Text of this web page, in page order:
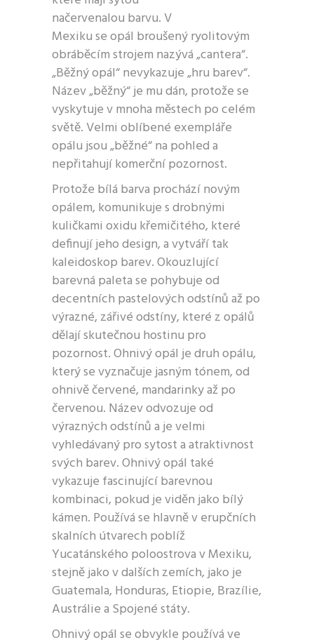
načervenalou barvu. V
Mexiku se opál broušený ryolitovým
obráběcím strojem nazývá „cantera“.
„Běžný opál“ nevykazuje „hru barev“.
Název „běžný“ je mu dán, protože se
vyskytuje v mnoha městech po celém
světě. Velmi oblíbené exempláře
opálu jsou „běžné“ na pohled a
nepřitahují komerční pozornost.
Protože bílá barva prochází novým
opálem, komunikuje s drobnými
kuličkami oxidu křemičitého, které
definují jeho design, a vytváří tak
kaleidoskop barev. Okouzlující
barevná paleta se pohybuje od
decentních pastelových odstínů až po
výrazné, zářivé odstíny, které z opálů
dělají skutečnou hostinu pro
pozornost. Ohnivý opál je druh opálu,
který se vyznačuje jasným tónem, od
ohnivě červené, mandarinky až po
červenou. Název odvozuje od
výrazných odstínů a je velmi
vyhledávaný pro sytost a atraktivnost
svých barev. Ohnivý opál také
vykazuje fascinující barevnou
kombinaci, pokud je viděn jako bílý
kámen. Používá se hlavně v erupčních
skalních útvarech poblíž
Yucatánského poloostrova v Mexiku,
stejně jako v dalších zemích, jako je
Guatemala, Honduras, Etiopie, Brazílie,
Austrálie a Spojené státy.
Ohnivý opál se obvykle používá ve